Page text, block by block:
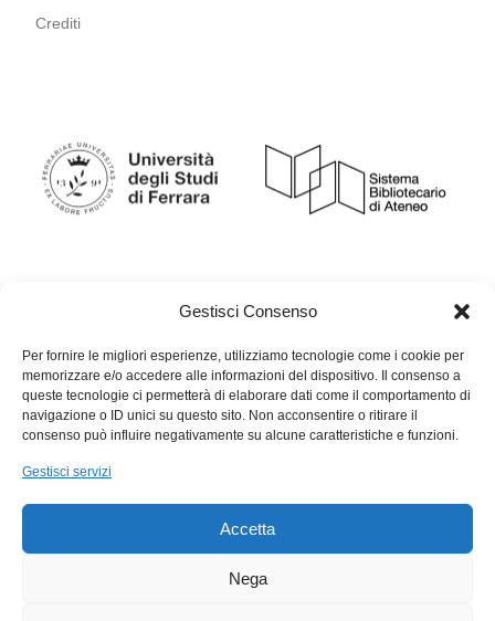
Gestisci Consenso
Per fornire le migliori esperienze, utilizziamo tecnologie come i cookie per
memorizzare e/o accedere alle informazioni del dispositivo. Il consenso a
queste tecnologie ci permetterà di elaborare dati come il comportamento di
navigazione o ID unici su questo sito. Non acconsentire o ritirare il
consenso può influire negativamente su alcune caratteristiche e funzioni.
Gestisci servizi
Accetta
Nega
Crediti
Torna a My BiblioFe
Cookie Policy